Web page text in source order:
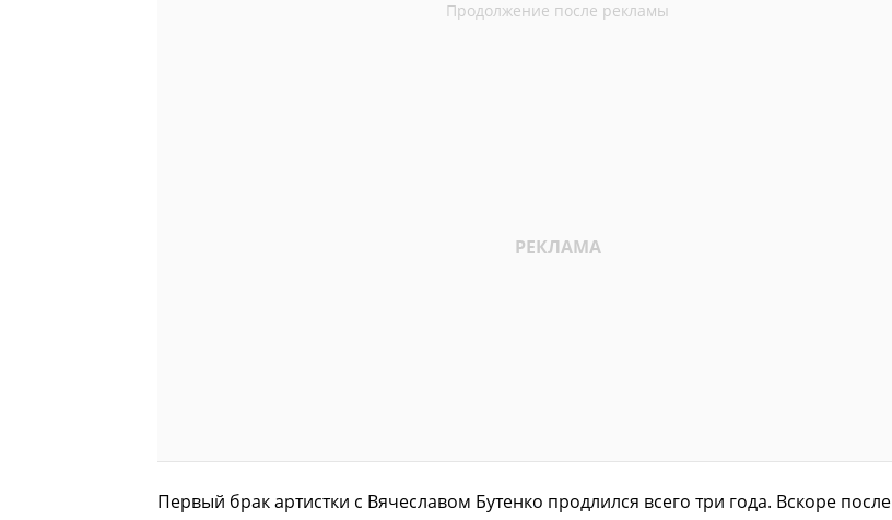
Первый брак артистки с Вячеславом Бутенко продлился всего три года. Вскоре после